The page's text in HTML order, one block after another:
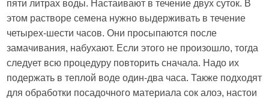
пяти литрах воды. Настаивают в течение двух суток. В
этом растворе семена нужно выдерживать в течение
четырех-шести часов. Они просыпаются после
замачивания, набухают. Если этого не произошло, тогда
следует всю процедуру повторить сначала. Надо их
подержать в теплой воде один-два часа. Также подходят
для обработки посадочного материала сок алоэ, настои